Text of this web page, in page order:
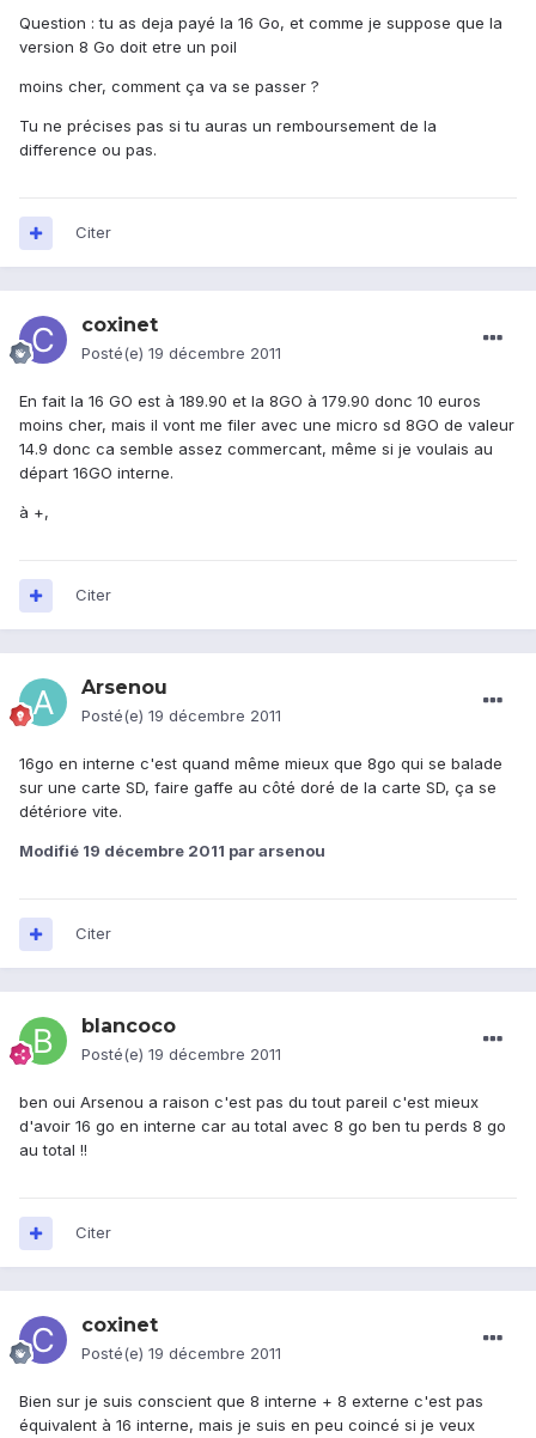
Question : tu as deja payé la 16 Go, et comme je suppose que la
version 8 Go doit etre un poil
moins cher, comment ça va se passer ?
Tu ne précises pas si tu auras un remboursement de la
difference ou pas.
Citer
coxinet
Posté(e) 19 décembre 2011
En fait la 16 GO est à 189.90 et la 8GO à 179.90 donc 10 euros
moins cher, mais il vont me filer avec une micro sd 8GO de valeur
14.9 donc ca semble assez commercant, même si je voulais au
départ 16GO interne.
à +,
Citer
Arsenou
Posté(e) 19 décembre 2011
16go en interne c'est quand même mieux que 8go qui se balade
sur une carte SD, faire gaffe au côté doré de la carte SD, ça se
détériore vite.
Modifié 19 décembre 2011 par arsenou
Citer
blancoco
Posté(e) 19 décembre 2011
ben oui Arsenou a raison c'est pas du tout pareil c'est mieux
d'avoir 16 go en interne car au total avec 8 go ben tu perds 8 go
au total !!
Citer
coxinet
Posté(e) 19 décembre 2011
Bien sur je suis conscient que 8 interne + 8 externe c'est pas
équivalent à 16 interne, mais je suis en peu coincé si je veux